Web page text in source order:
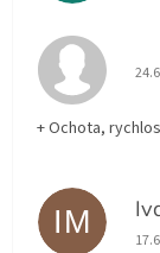
+ Ochota,
IM